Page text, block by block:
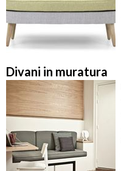
Divani in muratura